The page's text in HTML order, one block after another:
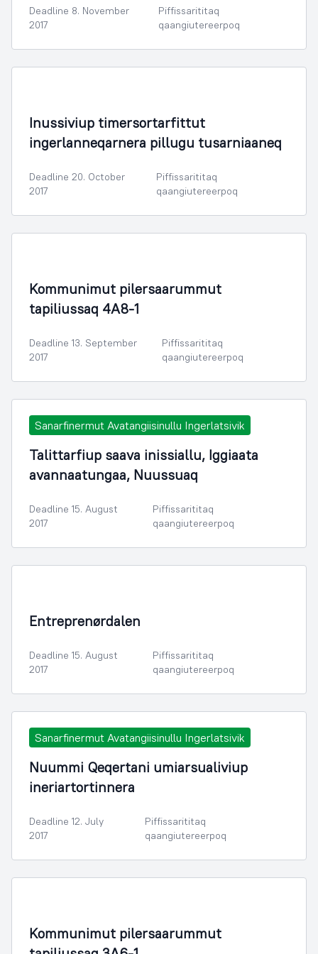
Deadline 8. November
2017
Piffissarititaq
qaangiutereerpoq
Inussiviup timersortarfittut
ingerlanneqarnera pillugu tusarniaaneq
Deadline 20. October
2017
Piffissarititaq
qaangiutereerpoq
Kommunimut pilersaarummut
tapiliussaq 4A8-1
Deadline 13. September
2017
Piffissarititaq
qaangiutereerpoq
Sanarfinermut Avatangiisinullu Ingerlatsivik
Talittarfiup saava inissiallu, Iggiaata
avannaatungaa, Nuussuaq
Deadline 15. August
2017
Piffissarititaq
qaangiutereerpoq
Entreprenørdalen
Deadline 15. August
2017
Piffissarititaq
qaangiutereerpoq
Sanarfinermut Avatangiisinullu Ingerlatsivik
Nuummi Qeqertani umiarsualiviup
ineriartortinnera
Deadline 12. July
2017
Piffissarititaq
qaangiutereerpoq
Kommunimut pilersaarummut